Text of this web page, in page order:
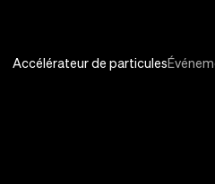
Accélérateur de particules